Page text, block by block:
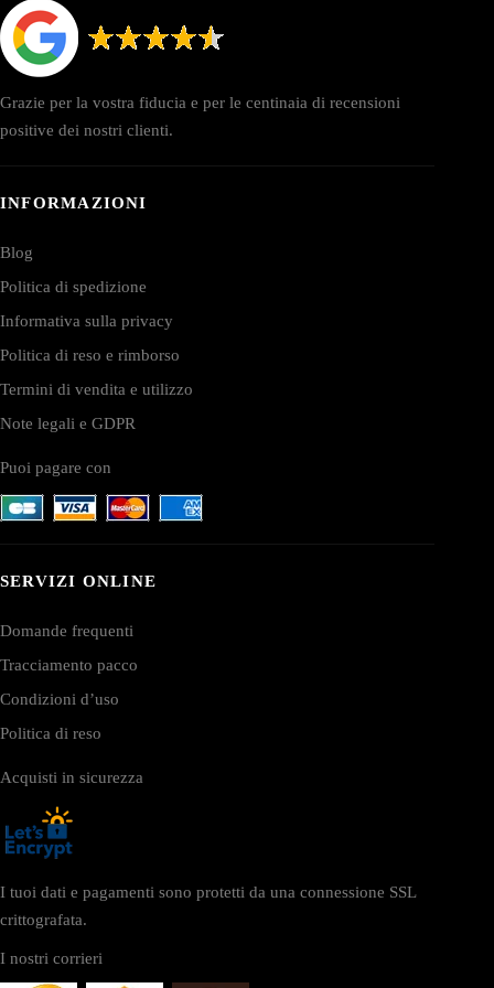
Grazie per la vostra fiducia e per le centinaia di recensioni
positive dei nostri clienti.
INFORMAZIONI
Blog
Politica di spedizione
Informativa sulla privacy
Politica di reso e rimborso
Termini di vendita e utilizzo
Note legali e GDPR
Puoi pagare con
SERVIZI ONLINE
Domande frequenti
Tracciamento pacco
Condizioni d’uso
Politica di reso
Acquisti in sicurezza
I tuoi dati e pagamenti sono protetti da una connessione SSL
crittografata.
I nostri corrieri